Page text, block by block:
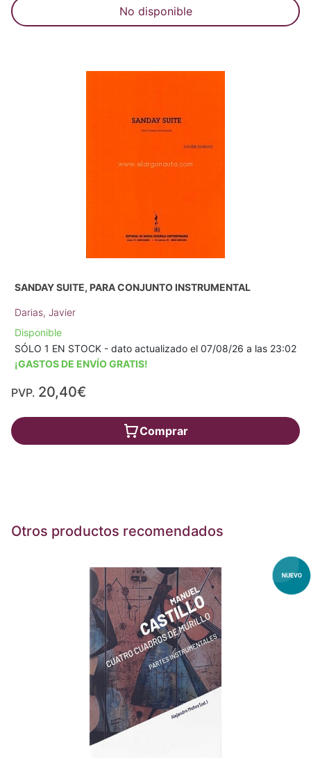
No disponible
SANDAY SUITE, PARA CONJUNTO INSTRUMENTAL
Darias, Javier
Disponible
SÓLO 1 EN STOCK - dato actualizado el 07/08/26 a las 23:02
¡GASTOS DE ENVÍO GRATIS!
PVP. 20,40€
Comprar
Otros productos recomendados